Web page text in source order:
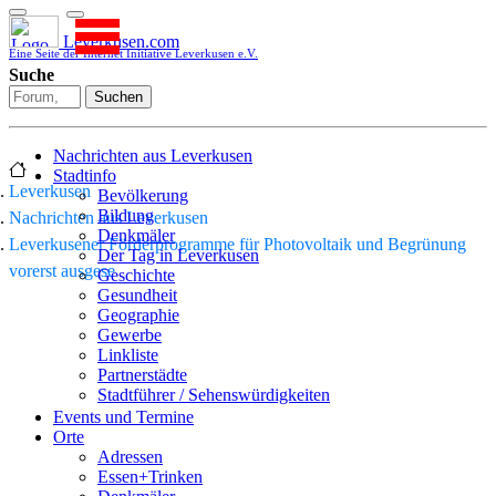
Leverkusen.com
Eine Seite der Internet Initiative Leverkusen e.V.
Suche
Suchen
Nachrichten aus Leverkusen
Stadtinfo
Bevölkerung
Bildung
Denkmäler
Der Tag in Leverkusen
Geschichte
Gesundheit
Geographie
Gewerbe
Linkliste
Partnerstädte
Stadtführer / Sehenswürdigkeiten
Stadtplan
Sport
Who is who
Events und Termine
Orte
Adressen
Essen+Trinken
Leverkusen
Nachrichten aus Leverkusen
Leverkusener Förderprogramme für Photovoltaik und Begrünung
vorerst ausgese